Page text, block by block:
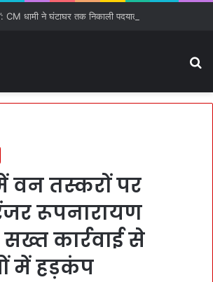
वन तस्करों पर
रूपनारायण
कार्रवाई से
में हड़कंप